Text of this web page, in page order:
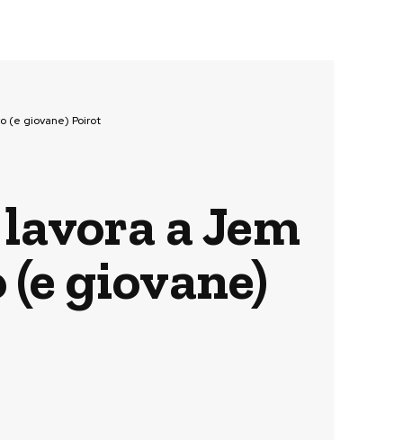
(e giovane) Poirot
a Jem
giovane)